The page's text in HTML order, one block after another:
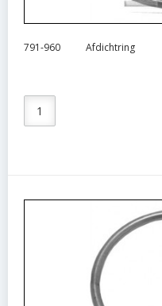
791-960 Afdichtring